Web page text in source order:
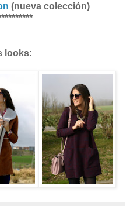
(nueva colección)
looks: